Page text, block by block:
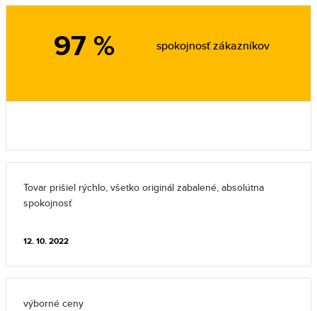
97 % spokojnosť zákazníkov
Tovar prišiel rýchlo, všetko originál zabalené, absolútna
spokojnosť
12. 10. 2022
výborné ceny